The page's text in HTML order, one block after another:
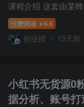
付费阅读 ￥6.6
创业团 13天前
小红书无货源0
据分析、账号